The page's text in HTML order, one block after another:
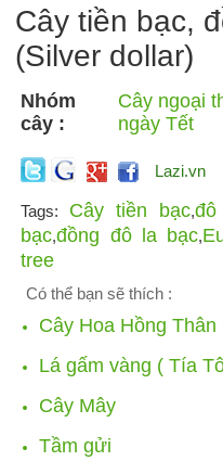
Cây tiền bạc,
(Silver dollar)
Nhóm
cây :
Cây ngoại
ngày Tết
Lazi.vn
Tags: Cây tiền bạc,
bạc,đồng đô la bạc,
tree
Có thể bạn sẽ thích :
Cây Hoa Hồng Thân
Lá gấm vàng ( Tía
Cây Mây
Tầm gửi